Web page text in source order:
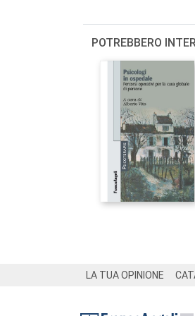
POTREBBERO
LA TUA OPINIONE